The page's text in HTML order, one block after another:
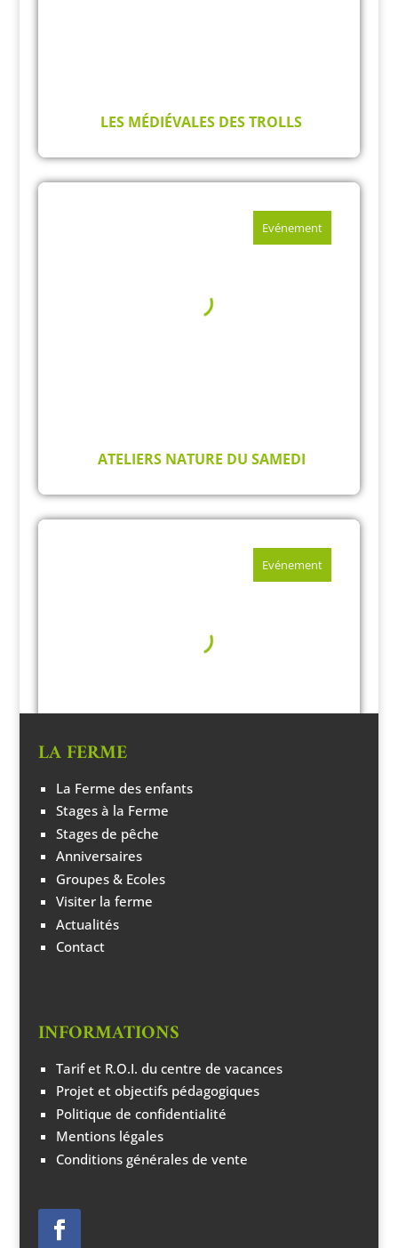
LES MÉDIÉVALES DES TROLLS
Evénement
ATELIERS NATURE DU SAMEDI
Evénement
MERCREDIS À LA FERME
LA FERME
La Ferme des enfants
Stages à la Ferme
Stages de pêche
Anniversaires
Groupes & Ecoles
Visiter la ferme
Actualités
Contact
INFORMATIONS
Tarif et R.O.I. du centre de vacances
Projet et objectifs pédagogiques
Politique de confidentialité
Mentions légales
Conditions générales de vente